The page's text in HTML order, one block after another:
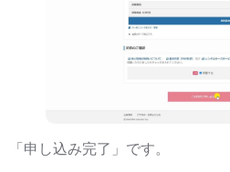
「申し込み完了」です。